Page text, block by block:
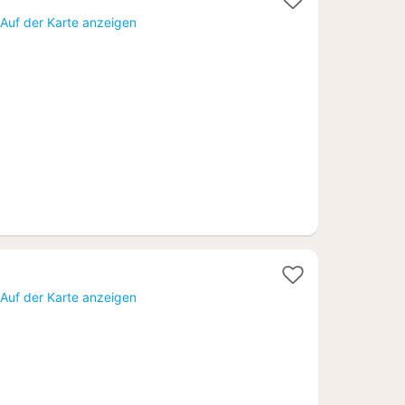
Auf der Karte anzeigen
Auf der Karte anzeigen